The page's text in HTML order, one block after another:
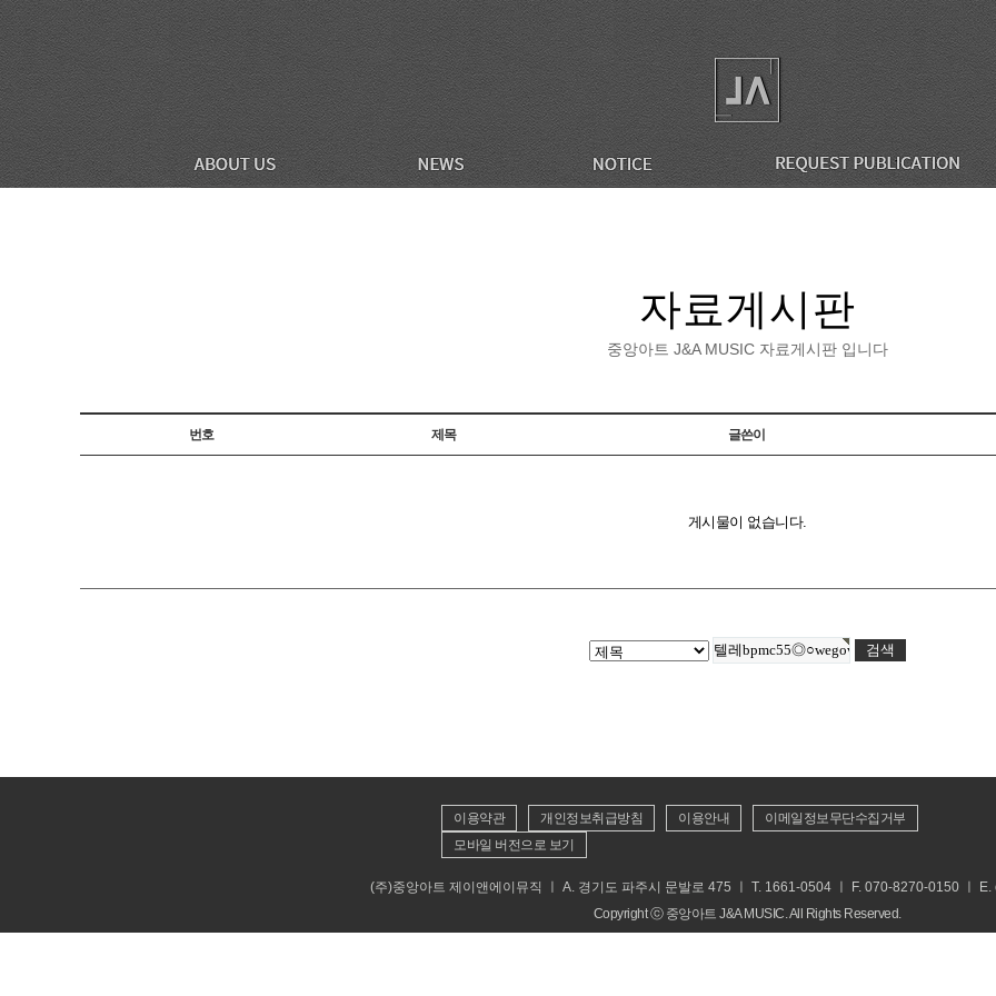
자료게시판
중앙아트 J&A MUSIC 자료게시판 입니다
번호 제목 글쓴이
게시물이 없습니다.
이용약관 개인정보취급방침 이용안내
이메일정보무단수집거부
모바일 버전으로 보기
(주)중앙아트 제이앤에이뮤직 ㅣ A. 경기도 파주시 문발로 475 ㅣ T. 1661-0504 ㅣ F. 070-8270-0150 ㅣ
Copyright ⓒ 중앙아트 J&A MUSIC. All Rights Reserved.